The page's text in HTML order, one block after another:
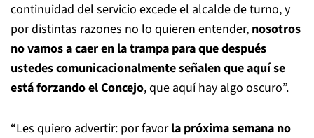
continuidad del servicio excede el alcalde de turno, y
por distintas razones no lo quieren entender, nosotros
no vamos a caer en la trampa para que después
ustedes comunicacionalmenteseñalen que aquí se
está forzando el Concejo, que aquí hay algo oscuro”.
“Les quiero advertir: por favorla próxima semana no